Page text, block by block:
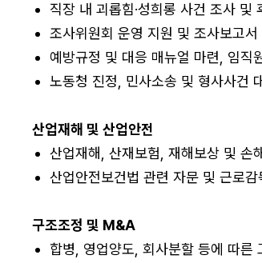
직장 내 괴롭힘·성희롱 사건 조사 및
조사위원회 운영 지원 및 조사보고
예방규정 및 대응 매뉴얼 마련, 임직
노동청 진정, 민사소송 및 형사사건
산업재해 및 산업안전
산업재해, 산재보험, 재해보상 및 손
산업안전보건법 관련 자문 및 근로
구조조정 및 M&A
합병, 영업양도, 회사분할 등에 따른